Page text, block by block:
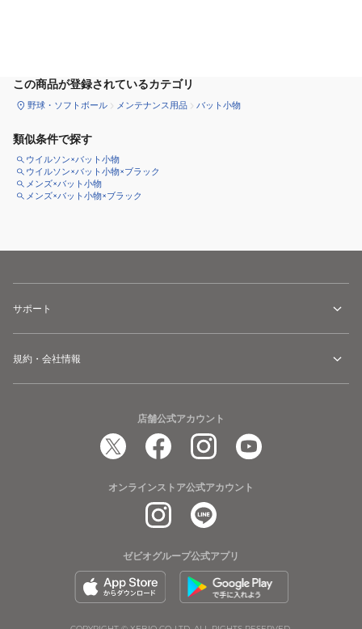
この商品が登録されているカテゴリ
野球・ソフトボール メンテナンス用品 バット小物
類似条件で探す
ウイルソン×バット小物
ウイルソン×バット小物×ブラック
メンズ×バット小物
メンズ×バット小物×ブラック
サポート
規約・会社情報
店舗公式アカウント
オンラインストア公式アカウント
ゼビオグループ公式アプリ